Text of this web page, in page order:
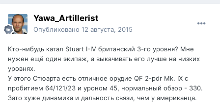
Yawa_Artillerist
Опубликовано 12 августа, 2015
Кто-нибудь катал Stuart I-IV британский 3-го уровня? Мне
нужен ещё один экипаж, а выкачивать его лучше на низких
уровнях.
У этого Стюарта есть отличное орудие QF 2-pdr Mk. IX с
пробитием 64/121/23 и уроном 45, нормальный обзор - 330.
Зато хуже динамика и дальность связи, чем у американца.